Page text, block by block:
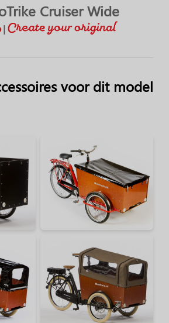
Cruiser Wide
|
voor dit model